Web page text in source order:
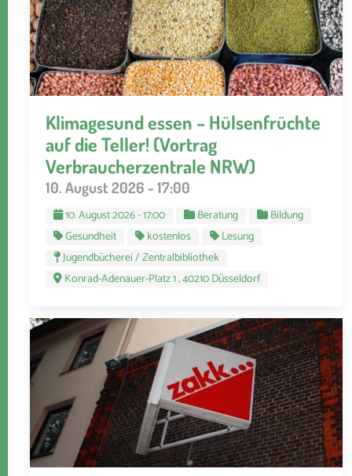
Klimagesund essen – Hülsenfrüchte
auf die Teller! (Vortrag
Verbraucherzentrale NRW)
10. August 2026 - 17:00
10. August 2026 - 17:00 Beratung
Bildung
Gesundheit
kostenlos
Lesung
Jugendbücherei / Zentralbibliothek
Konrad-Adenauer-Platz 1 , 40210 Düsseldorf